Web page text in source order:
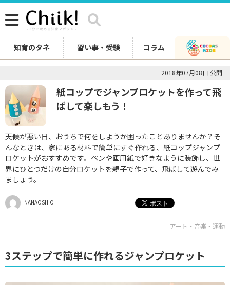
知育のタネ 習い事・受験 コラム
2018年07月08日 公開
紙コップでジャンプロケットを作って飛
ばして楽しもう！
天候が悪い日、おうちで何をしようか困ったことありませんか？そ
んなときは、家にある材料で簡単にすぐ作れる、紙コップジャンプ
ロケットがおすすめです。ペンや画用紙で好きなように装飾し、世
界にひとつだけの自分ロケットを親子で作って、飛ばして遊んでみ
ましょう。
NANAOSHIO
アート・音楽・運動
3ステップで簡単に作れるジャンプロケット